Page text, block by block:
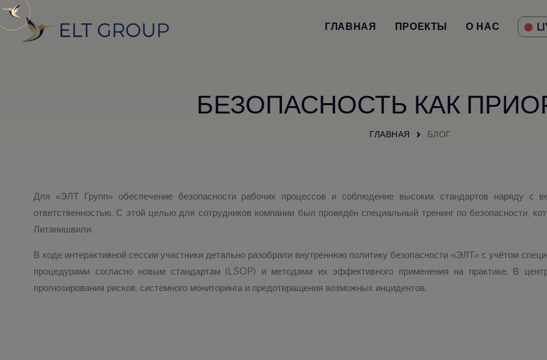
ГЛАВНАЯ ПРОЕКТЫ О НАС
БЕЗОПАСНОСТЬ КАК
ГЛАВНАЯ БЛОГ
Для «ЭЛТ Групп» обеспечение безопасности рабочих процессов и соблюдение высоких стандартов наряду с
ответственностью. С этой целью для сотрудников компании был проведён специальный тренинг по безопасности,
Литанишвили.
В ходе интерактивной сессии участники детально разобрали внутреннюю политику безопасности «ЭЛТ» с учётом
процедурами согласно новым стандартам (LSOP) и методами их эффективного применения на практике. В
прогнозирования рисков, системного мониторинга и предотвращения возможных инцидентов.